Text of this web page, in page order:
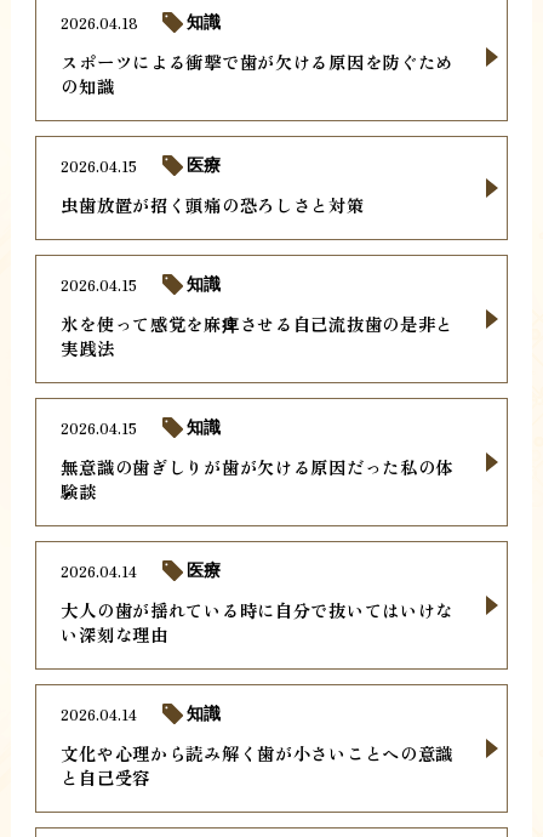
スポーツによる衝撃で歯が欠ける原因を防ぐため
の知識
2026.04.18 知識
虫歯放置が招く頭痛の恐ろしさと対策
2026.04.15 医療
氷を使って感覚を麻痺させる自己流抜歯の是非と
実践法
2026.04.15 知識
無意識の歯ぎしりが歯が欠ける原因だった私の体
験談
2026.04.15 知識
大人の歯が揺れている時に自分で抜いてはいけな
い深刻な理由
2026.04.14 医療
文化や心理から読み解く歯が小さいことへの意識
と自己受容
2026.04.14 知識